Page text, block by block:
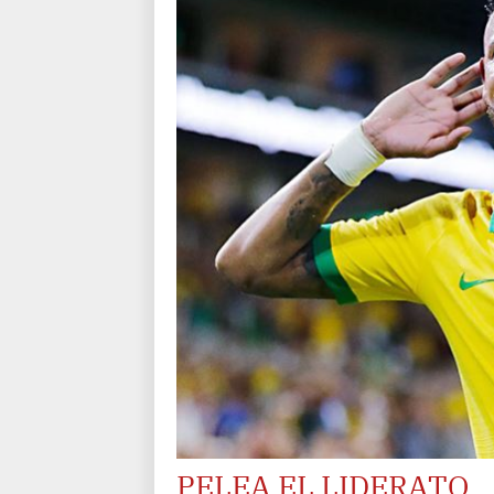
PELEA EL LIDERATO